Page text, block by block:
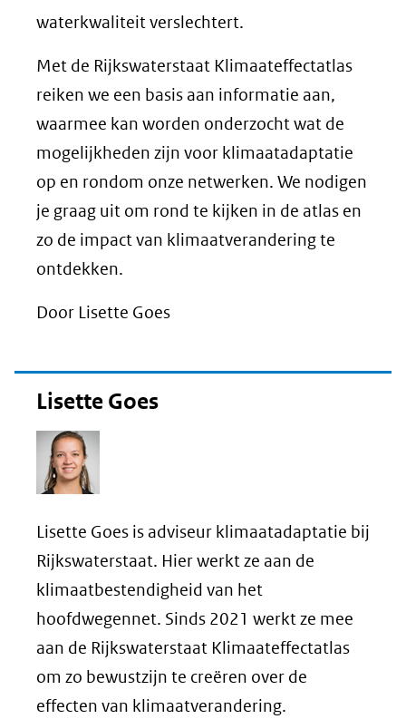
waterkwaliteit verslechtert.
Met de Rijkswaterstaat Klimaateffectatlas
reiken we een basis aan informatie aan,
waarmee kan worden onderzocht wat de
mogelijkheden zijn voor klimaatadaptatie
op en rondom onze netwerken. We nodigen
je graag uit om rond te kijken in de atlas en
zo de impact van klimaatverandering te
ontdekken.
Door Lisette Goes
Lisette Goes
Lisette Goes is adviseur klimaatadaptatie bij
Rijkswaterstaat. Hier werkt ze aan de
klimaatbestendigheid van het
hoofdwegennet. Sinds 2021 werkt ze mee
aan de Rijkswaterstaat Klimaateffectatlas
om zo bewustzijn te creëren over de
effecten van klimaatverandering.